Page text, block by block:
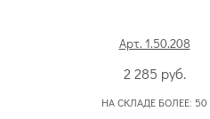
Арт. 1.50.208
2 285 руб.
НА СКЛАДЕ БОЛЕЕ: 50